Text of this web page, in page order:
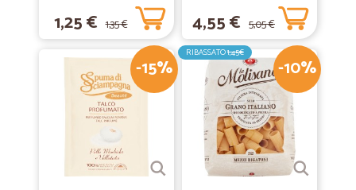
04/04/2023
—Olga G.
Molto comodo
Molto comodo. Consegna è stata nel orario previsto. Siete bravi
05/11/2021
—
Tutto bene e velocissimo!
Tutto bene e velocissimo!
1,25 € 1,35 € 4,55 € 5,05 €
-15% -10%
RIBASSATO1,45€